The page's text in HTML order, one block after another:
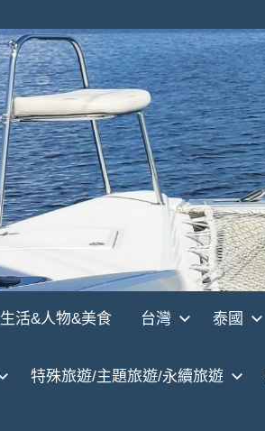
生活&人物&美食 台灣 泰國
特殊旅遊/主題旅遊/永續旅遊